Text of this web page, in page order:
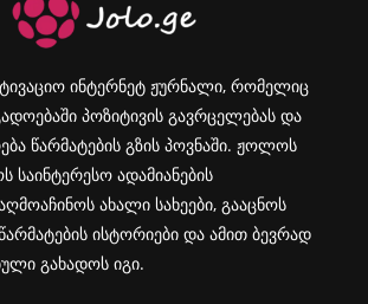
ინტერნეტ ჟურნალი, რომელიც
პოზიტივის გავრცელებას და
წარმატების გზის პოვნაში. ჟოლოს
საინტერესო ადამიანების
ახალი სახეები, გააცნოს
ისტორიები და ამით ბევრად
გახადოს იგი.